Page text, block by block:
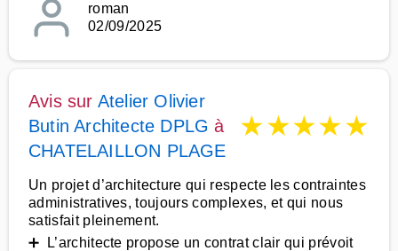
roman
02/09/2025
Avis sur Atelier Olivier
Butin Architecte DPLG à
CHATELAILLON PLAGE
★★★★★
Un projet d’architecture qui respecte les contraintes
administratives, toujours complexes, et qui nous
satisfait pleinement.
➕ L’architecte propose un contrat clair qui prévoit